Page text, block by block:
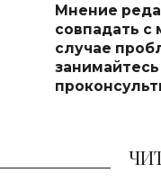
Мнение
совпадать с
случае